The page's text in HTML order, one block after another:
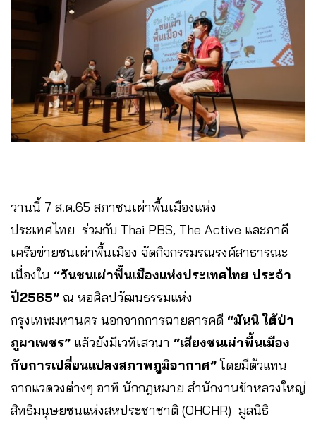
วานนี้ 7 ส.ค.65 สภาชนเผ่าพื้นเมืองแห่ง
ประเทศไทย ร่วมกับ Thai PBS, The Active และภาคี
เครือข่ายชนเผ่าพื้นเมือง จัดกิจกรรมรณรงค์สาธารณะ
เนื่องใน “วันชนเผ่าพื้นเมืองแห่งประเทศไทย ประจำ
ปี2565” ณ หอศิลปวัฒนธรรมแห่ง
กรุงเทพมหานคร นอกจากการฉายสารคดี “มันนิ ใต้ป่า
ภูผาเพชร” แล้วยังมีเวทีเสวนา “เสียงชนเผ่าพื้นเมือง
กับการเปลี่ยนแปลงสภาพภูมิอากาศ”โดยมีตัวแทน
จากแวดวงต่างๆ อาทิ นักกฎหมาย สำนักงานข้าหลวงใหญ่
สิทธิมนุษยชนแห่งสหประชาชาติ (OHCHR) มูลนิธิ